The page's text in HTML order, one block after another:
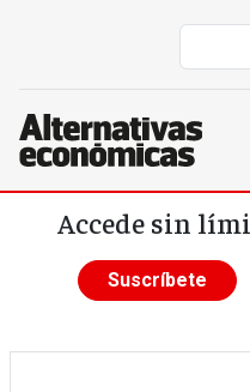
Pasar al contenido principal
Accede sin
Suscríbete